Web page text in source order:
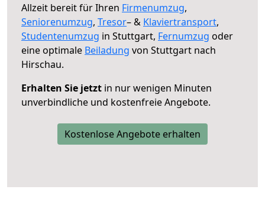
Allzeit bereit für Ihren Firmenumzug,
Seniorenumzug, Tresor– & Klaviertransport,
Studentenumzug in Stuttgart, Fernumzug oder
eine optimale Beiladung von Stuttgart nach
Hirschau.
Erhalten Sie jetzt in nur wenigen Minuten
unverbindliche und kostenfreie Angebote.
Kostenlose Angebote erhalten